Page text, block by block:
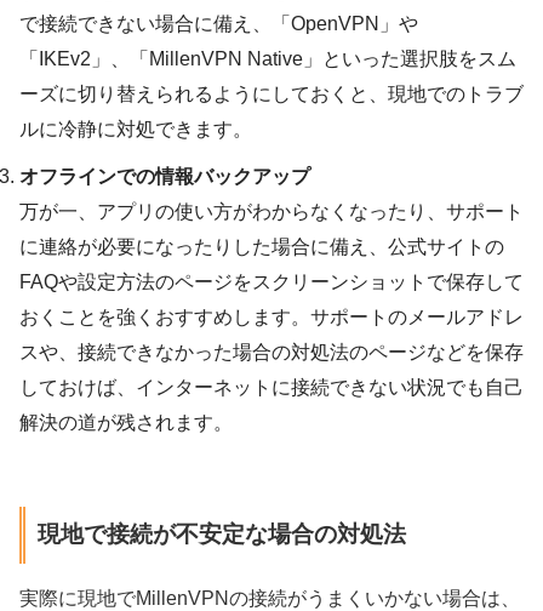
で接続できない場合に備え、「OpenVPN」や
「IKEv2」、「MillenVPN Native」といった選択肢をスム
ーズに切り替えられるようにしておくと、現地でのトラブ
ルに冷静に対処できます。
オフラインでの情報バックアップ
万が一、アプリの使い方がわからなくなったり、サポート
に連絡が必要になったりした場合に備え、公式サイトの
FAQや設定方法のページをスクリーンショットで保存して
おくことを強くおすすめします。サポートのメールアドレ
スや、接続できなかった場合の対処法のページなどを保存
しておけば、インターネットに接続できない状況でも自己
解決の道が残されます。
現地で接続が不安定な場合の対処法
実際に現地でMillenVPNの接続がうまくいかない場合は、